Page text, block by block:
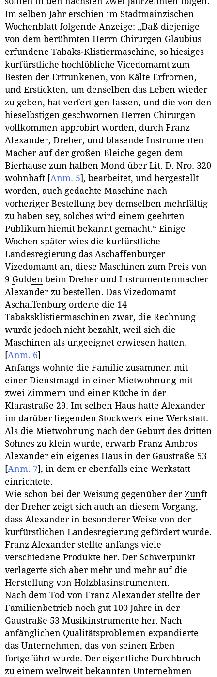
Im selben Jahr erschien im Stadtmainzischen
Wochenblatt folgende Anzeige: „Daß diejenige
von dem berühmten Herrn Chirurgen Glaubius
erfundene Tabaks-Klistiermaschine, so hiesiges
kurfürstliche hochlöbliche Vicedomamt zum
Besten der Ertrunkenen, von Kälte Erfrornen,
und Erstickten, um denselben das Leben wieder
zu geben, hat verfertigen lassen, und die von den
hieselbstigen geschwornen Herren Chirurgen
vollkommen approbirt worden, durch Franz
Alexander, Dreher, und blasende Instrumenten
Macher auf der großen Bleiche gegen dem
Bierhause zum halben Mond über Lit. D. Nro. 320
wohnhaft [Anm. 5] , bearbeitet, und hergestellt
worden, auch gedachte Maschine nach
vorheriger Bestellung bey demselben mehrfältig
zu haben sey, solches wird einem geehrten
Publikum hiemit bekannt gemacht.“ Einige
Wochen später wies die kurfürstliche
Landesregierung das Aschaffenburger
Vizedomamt an, diese Maschinen zum Preis von
9 Gulden beim Dreher und Instrumentenmacher
Alexander zu bestellen. Das Vizedomamt
Aschaffenburg orderte die 14
Tabaksklistiermaschinen zwar, die Rechnung
wurde jedoch nicht bezahlt, weil sich die
Maschinen als ungeeignet erwiesen hatten.
[Anm. 6]
Anfangs wohnte die Familie zusammen mit
einer Dienstmagd in einer Mietwohnung mit
zwei Zimmern und einer Küche in der
Klarastraße 29. Im selben Haus hatte Alexander
im darüber liegenden Stockwerk eine Werkstatt.
Als die Mietwohnung nach der Geburt des dritten
Sohnes zu klein wurde, erwarb Franz Ambros
Alexander ein eigenes Haus in der Gaustraße 53
[Anm. 7] , in dem er ebenfalls eine Werkstatt
einrichtete.
Wie schon bei der Weisung gegenüber der Zunft
der Dreher zeigt sich auch an diesem Vorgang,
dass Alexander in besonderer Weise von der
kurfürstlichen Landesregierung gefördert wurde.
Franz Alexander stellte anfangs viele
verschiedene Produkte her. Der Schwerpunkt
verlagerte sich aber mehr und mehr auf die
Herstellung von Holzblasinstrumenten.
Nach dem Tod von Franz Alexander stellte der
Familienbetrieb noch gut 100 Jahre in der
Gaustraße 53 Musikinstrumente her. Nach
anfänglichen Qualitätsproblemen expandierte
das Unternehmen, das von seinen Erben
fortgeführt wurde. Der eigentliche Durchbruch
zu einem weltweit bekannten Unternehmen